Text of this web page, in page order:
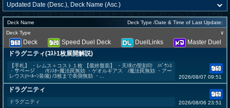
Deck Name
Deck Type /Date & Time of Last Update:
Deck Type
∨
Deck Speed Duel Deck DuelLinks
Master Duel
ドラグニティ(ｺｽﾄ1枚展開解説)
【手札】 ・レムス＋コスト１枚 【最終盤面】 ・天球の聖刻印 /ﾊﾞｳﾝｽ
・サベージ /ﾓﾝｽﾀｰ魔法罠無効 ・ゲオルギアス /魔法罠無効 ・アー
レウス(ﾊｰﾙｰﾝ装備) /3枚まで表側無効 ・...
2026/08/07 09:51
ドラグニティ
ドラグニティ 2026/08/06 23:51